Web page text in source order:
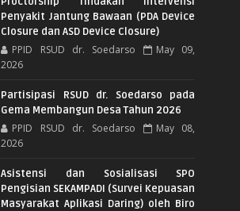
Penyakit Jantung Bawaan (PDA Device
Closure dan ASD Device Closure)
PPID RSUD dr. Soedarso
May 09,
2026
Partisipasi RSUD dr. Soedarso pada
Gema Membangun Desa Tahun 2026
PPID RSUD dr. Soedarso
May 08,
2026
Asistensi dan Sosialisasi SPO
Pengisian SEKAMPADI (Survei Kepuasan
Masyarakat Aplikasi Daring) oleh Biro